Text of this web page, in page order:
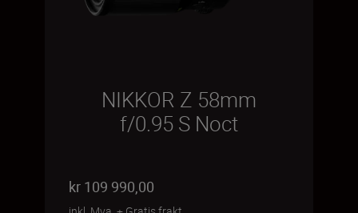
NIKKOR Z 58mm
f/0.95 S Noct
kr 109 990,00